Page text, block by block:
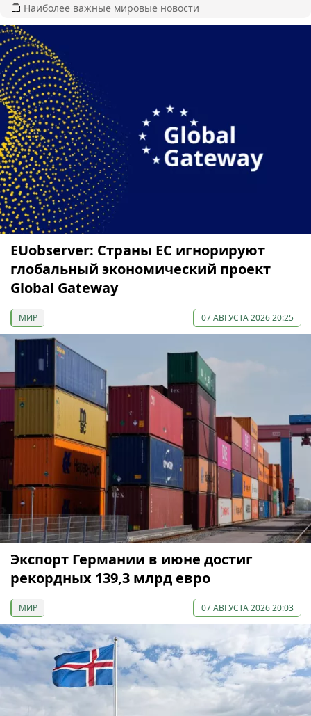
Наиболее важные мировые новости
EUobserver: Страны ЕС игнорируют
глобальный экономический проект
Global Gateway
МИР 07 АВГУСТА 2026 20:25
Экспорт Германии в июне достиг
рекордных 139,3 млрд евро
МИР 07 АВГУСТА 2026 20:03